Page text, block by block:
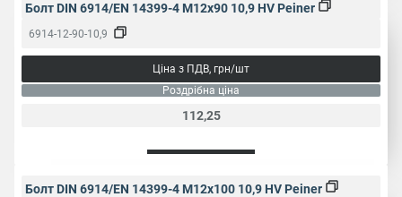
Болт DIN 6914/EN 14399-4 M12x90 10,9 HV Peiner
6914-12-90-10,9
Ціна з ПДВ, грн/шт
Роздрібна ціна
112,25
Болт DIN 6914/EN 14399-4 M12x100 10,9 HV Peiner